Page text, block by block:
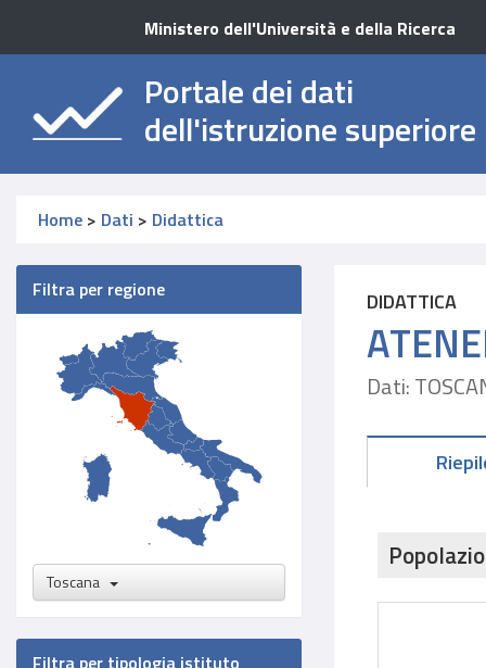
Ministero dell'Università e della Ricerca
Portale dei dati
dell'istruzione superiore
Home > Dati > Didattica
Filtra per regione
Toscana
Filtra per tipologia istituto
DIDATTICA
Dati: